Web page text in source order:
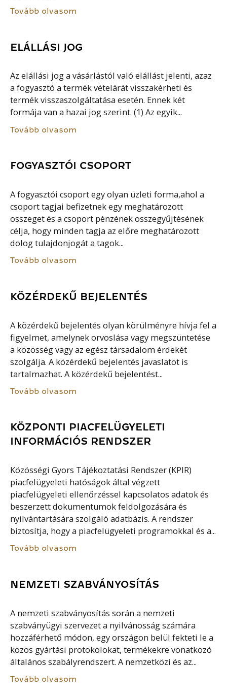
Tovább olvasom
ELÁLLÁSI JOG
Az elállási jog a vásárlástól való elállást jelenti, azaz
a fogyasztó a termék vételárát visszakérheti és
termék visszaszolgáltatása esetén. Ennek két
formája van a hazai jog szerint. (1) Az egyik...
Tovább olvasom
FOGYASZTÓI CSOPORT
A fogyasztói csoport egy olyan üzleti forma,ahol a
csoport tagjai befizetnek egy meghatározott
összeget és a csoport pénzének összegyűjtésének
célja, hogy minden tagja az előre meghatározott
dolog tulajdonjogát a tagok...
Tovább olvasom
KÖZÉRDEKŰ BEJELENTÉS
A közérdekű bejelentés olyan körülményre hívja fel a
figyelmet, amelynek orvoslása vagy megszüntetése
a közösség vagy az egész társadalom érdekét
szolgálja. A közérdekű bejelentés javaslatot is
tartalmazhat. A közérdekű bejelentést...
Tovább olvasom
KÖZPONTI PIACFELÜGYELETI
INFORMÁCIÓS RENDSZER
Közösségi Gyors Tájékoztatási Rendszer (KPIR)
piacfelügyeleti hatóságok által végzett
piacfelügyeleti ellenőrzéssel kapcsolatos adatok és
beszerzett dokumentumok feldolgozására és
nyilvántartására szolgáló adatbázis. A rendszer
biztosítja, hogy a piacfelügyeleti programokkal és a...
Tovább olvasom
NEMZETI SZABVÁNYOSÍTÁS
A nemzeti szabványosítás során a nemzeti
szabványügyi szervezet a nyilvánosság számára
hozzáférhető módon, egy országon belül fekteti le a
közös gyártási protokolokat, termékekre vonatkozó
általános szabályrendszert. A nemzetközi és az...
Tovább olvasom